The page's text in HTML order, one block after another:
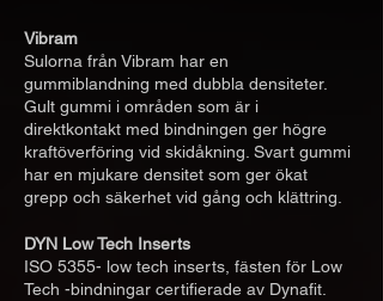
Vibram
Sulorna från Vibram har en
gummiblandning med dubbla densiteter.
Gult gummi i områden som är i
direktkontakt med bindningen ger högre
kraftöverföring vid skidåkning. Svart gummi
har en mjukare densitet som ger ökat
grepp och säkerhet vid gång och klättring.
DYN Low Tech Inserts
ISO 5355- low tech inserts, fästen för Low
Tech -bindningar certifierade av Dynafit.